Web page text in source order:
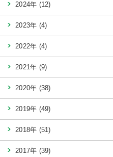
2024年 (12)
2023年 (4)
2022年 (4)
2021年 (9)
2020年 (38)
2019年 (49)
2018年 (51)
2017年 (39)